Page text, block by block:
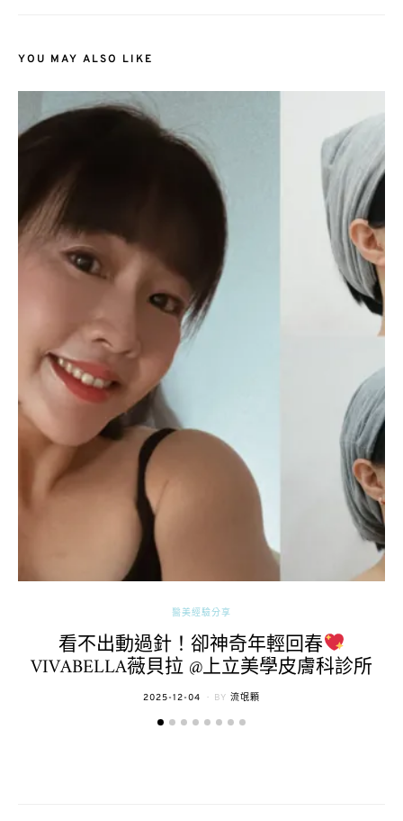
YOU MAY ALSO LIKE
醫美經驗分享
看不出動過針！卻神奇年輕回春
VIVABELLA薇貝拉 @上立美學皮膚科診所
POSTED
2025-12-04 BY 流氓顆